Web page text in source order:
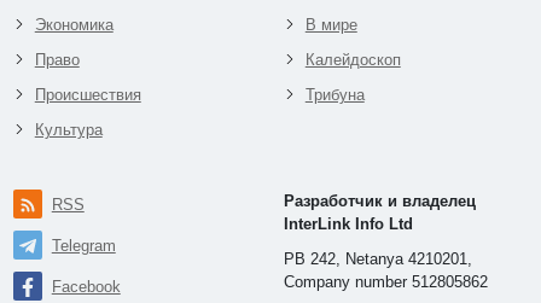
Экономика
Право
Происшествия
Культура
В мире
Калейдоскоп
Трибуна
RSS
Telegram
Facebook
Разработчик и владелец
InterLink Info Ltd
PB 242, Netanya 4210201,
Company number 512805862